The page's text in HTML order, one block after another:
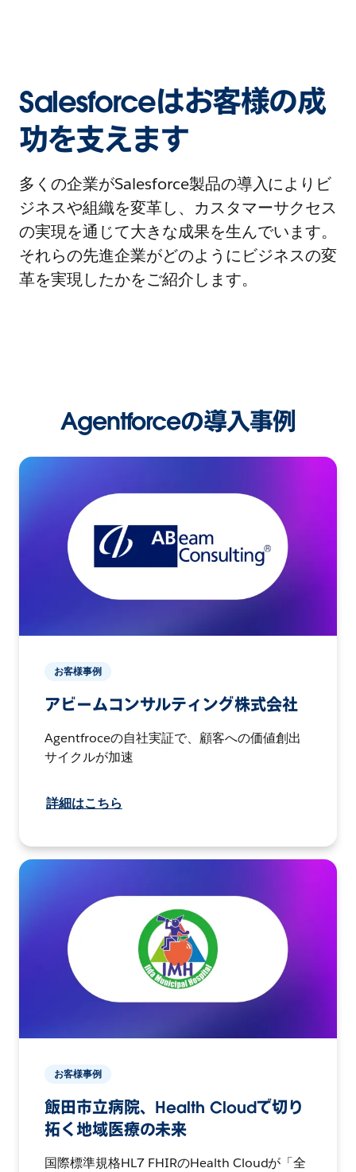
Salesforceはお客様の成
功を支えます
多くの企業がSalesforce製品の導入によりビ
ジネスや組織を変革し、カスタマーサクセス
の実現を通じて大きな成果を生んでいます。
それらの先進企業がどのようにビジネスの変
革を実現したかをご紹介します。
Agentforceの導入事例
お客様事例
アビームコンサルティング株式会社
Agentfroceの自社実証で、顧客への価値創出
サイクルが加速
詳細はこちら
お客様事例
飯田市立病院、Health Cloudで切り
拓く地域医療の未来
国際標準規格HL7 FHIRのHealth Cloudが「全